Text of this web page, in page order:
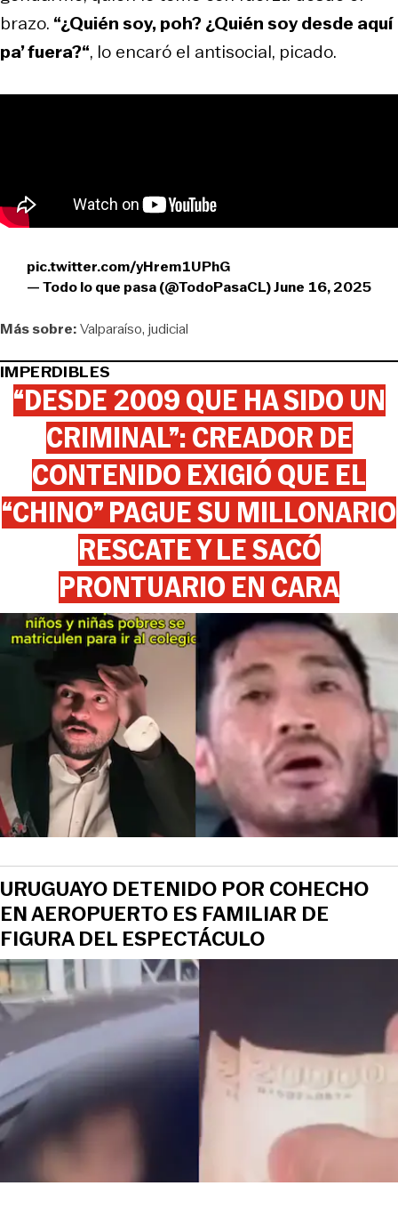
brazo. “¿Quién soy, poh? ¿Quién soy desde aquí
pa’ fuera?“, lo encaró el antisocial, picado.
pic.twitter.com/yHrem1UPhG
— Todo lo que pasa (@TodoPasaCL)June 16, 2025
Más sobre:Valparaíso judicial
IMPERDIBLES
“DESDE 2009 QUE HA SIDO UN
CRIMINAL”: CREADOR DE
CONTENIDO EXIGIÓ QUE EL
“CHINO” PAGUE SU MILLONARIO
RESCATE Y LE SACÓ
PRONTUARIO EN CARA
URUGUAYO DETENIDO POR COHECHO
EN AEROPUERTO ES FAMILIAR DE
FIGURA DEL ESPECTÁCULO